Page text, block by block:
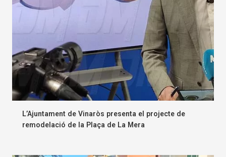
L’Ajuntament de Vinaròs presenta el projecte de
remodelació de la Plaça de La Mera